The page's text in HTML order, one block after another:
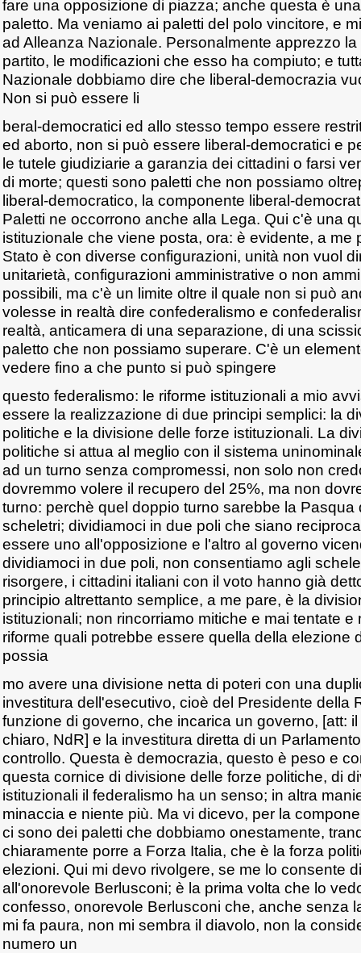
fare una opposizione di piazza; anche questa è
paletto. Ma veniamo ai paletti del polo vincitore, e
ad Alleanza Nazionale. Personalmente apprezzo
partito, le modificazioni che esso ha compiuto; e
Nazionale dobbiamo dire che liberal-democrazia
Non si può essere li
beral-democratici ed allo stesso tempo essere
ed aborto, non si può essere liberal-democratici e
le tutele giudiziarie a garanzia dei cittadini o farsi
di morte; questi sono paletti che non possiamo
liberal-democratico, la componente liberal-
Paletti ne occorrono anche alla Lega. Qui c'è una
istituzionale che viene posta, ora: è evidente, a me
Stato è con diverse configurazioni, unità non vuol
unitarietà, configurazioni amministrative o non
possibili, ma c'è un limite oltre il quale non si può
volesse in realtà dire confederalismo e
realtà, anticamera di una separazione, di una
paletto che non possiamo superare. C'è un
vedere fino a che punto si può spingere
questo federalismo: le riforme istituzionali a mio
essere la realizzazione di due principi semplici: la
politiche e la divisione delle forze istituzionali. La
politiche si attua al meglio con il sistema
ad un turno senza compromessi, non solo non
dovremmo volere il recupero del 25%, ma non
turno: perchè quel doppio turno sarebbe la Pasqua
scheletri; dividiamoci in due poli che siano
essere uno all'opposizione e l'altro al governo
dividiamoci in due poli, non consentiamo agli
risorgere, i cittadini italiani con il voto hanno già
principio altrettanto semplice, a me pare, è la
istituzionali; non rincorriamo mitiche e mai tentate e
riforme quali potrebbe essere quella della elezione
possia
mo avere una divisione netta di poteri con una
investitura dell'esecutivo, cioè del Presidente della
funzione di governo, che incarica un governo, [att:
chiaro, NdR] e la investitura diretta di un
controllo. Questa è democrazia, questo è peso e
questa cornice di divisione delle forze politiche, di
istituzionali il federalismo ha un senso; in altra
minaccia e niente più. Ma vi dicevo, per la
ci sono dei paletti che dobbiamo onestamente,
chiaramente porre a Forza Italia, che è la forza
elezioni. Qui mi devo rivolgere, se me lo consente
all'onorevole Berlusconi; è la prima volta che lo
confesso, onorevole Berlusconi che, anche senza
mi fa paura, non mi sembra il diavolo, non la
numero un